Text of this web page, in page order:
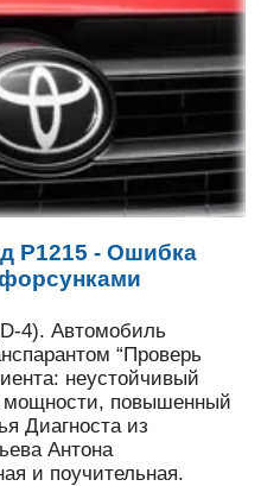
Р1215 - Ошибка
4). Автомобиль
“Проверь
неустойчивый
мощности, повышенный
Диагноста из
Антона
и поучительная.